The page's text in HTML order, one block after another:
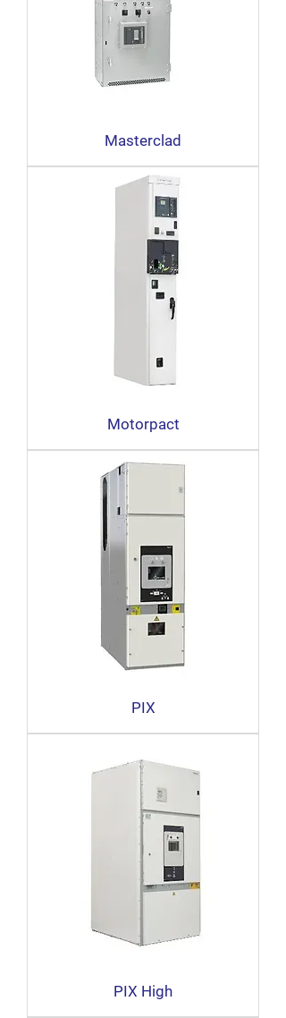
Masterclad
Motorpact
PIX
PIX High